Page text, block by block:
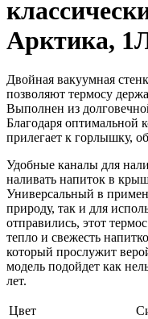
Арктика,
Двойная вакуумная
позволяют термосу
Выполнен из
Благодаря оптимальной
прилегает к горлышку,
Удобные каналы для
наливать напиток в
Универсальный в
природу, так и для
отправились, этот
тепло и свежесть
который прослужит
модель подойдет как
лет.
Цвет